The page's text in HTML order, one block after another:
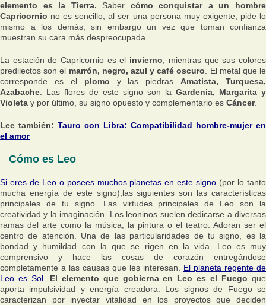
elemento es la Tierra. Saber cómo conquistar a un hombre
Capricornio no es sencillo, al ser una persona muy exigente, pide lo
mismo a los demás, sin embargo un vez que toman confianza
muestran su cara más despreocupada.
La estación de Capricornio es el invierno , mientras que sus colores
predilectos son el marrón, negro, azul y café oscuro . El metal que le
corresponde es el plomo y las piedrasAmatista, Turquesa,
Azabache . Las flores de este signo son la Gardenia, Margarita y
Violeta y por último, su signo opuesto y complementario es Cáncer.
Lee también: Tauro con Libra: Compatibilidad hombre-mujer en
el amor
Cómo es Leo
Si eres de Leo o posees muchos planetas en este signo (por lo tanto
mucha energía de este signo),las siguientes son las características
principales de tu signo. Las virtudes principales de Leo son la
creatividad y la imaginación. Los leoninos suelen dedicarse a diversas
ramas del arte como la música, la pintura o el teatro. Adoran ser el
centro de atención. Una de las particularidades de tu signo, es la
bondad y humildad con la que se rigen en la vida. Leo es muy
comprensivo y hace las cosas de corazón entregándose
completamente a las causas que les interesan. El planeta regente de
Leo es Sol. El elemento que gobierna en Leo es el Fuego que
aporta impulsividad y energía creadora. Los signos de Fuego se
caracterizan por inyectar vitalidad en los proyectos que deciden